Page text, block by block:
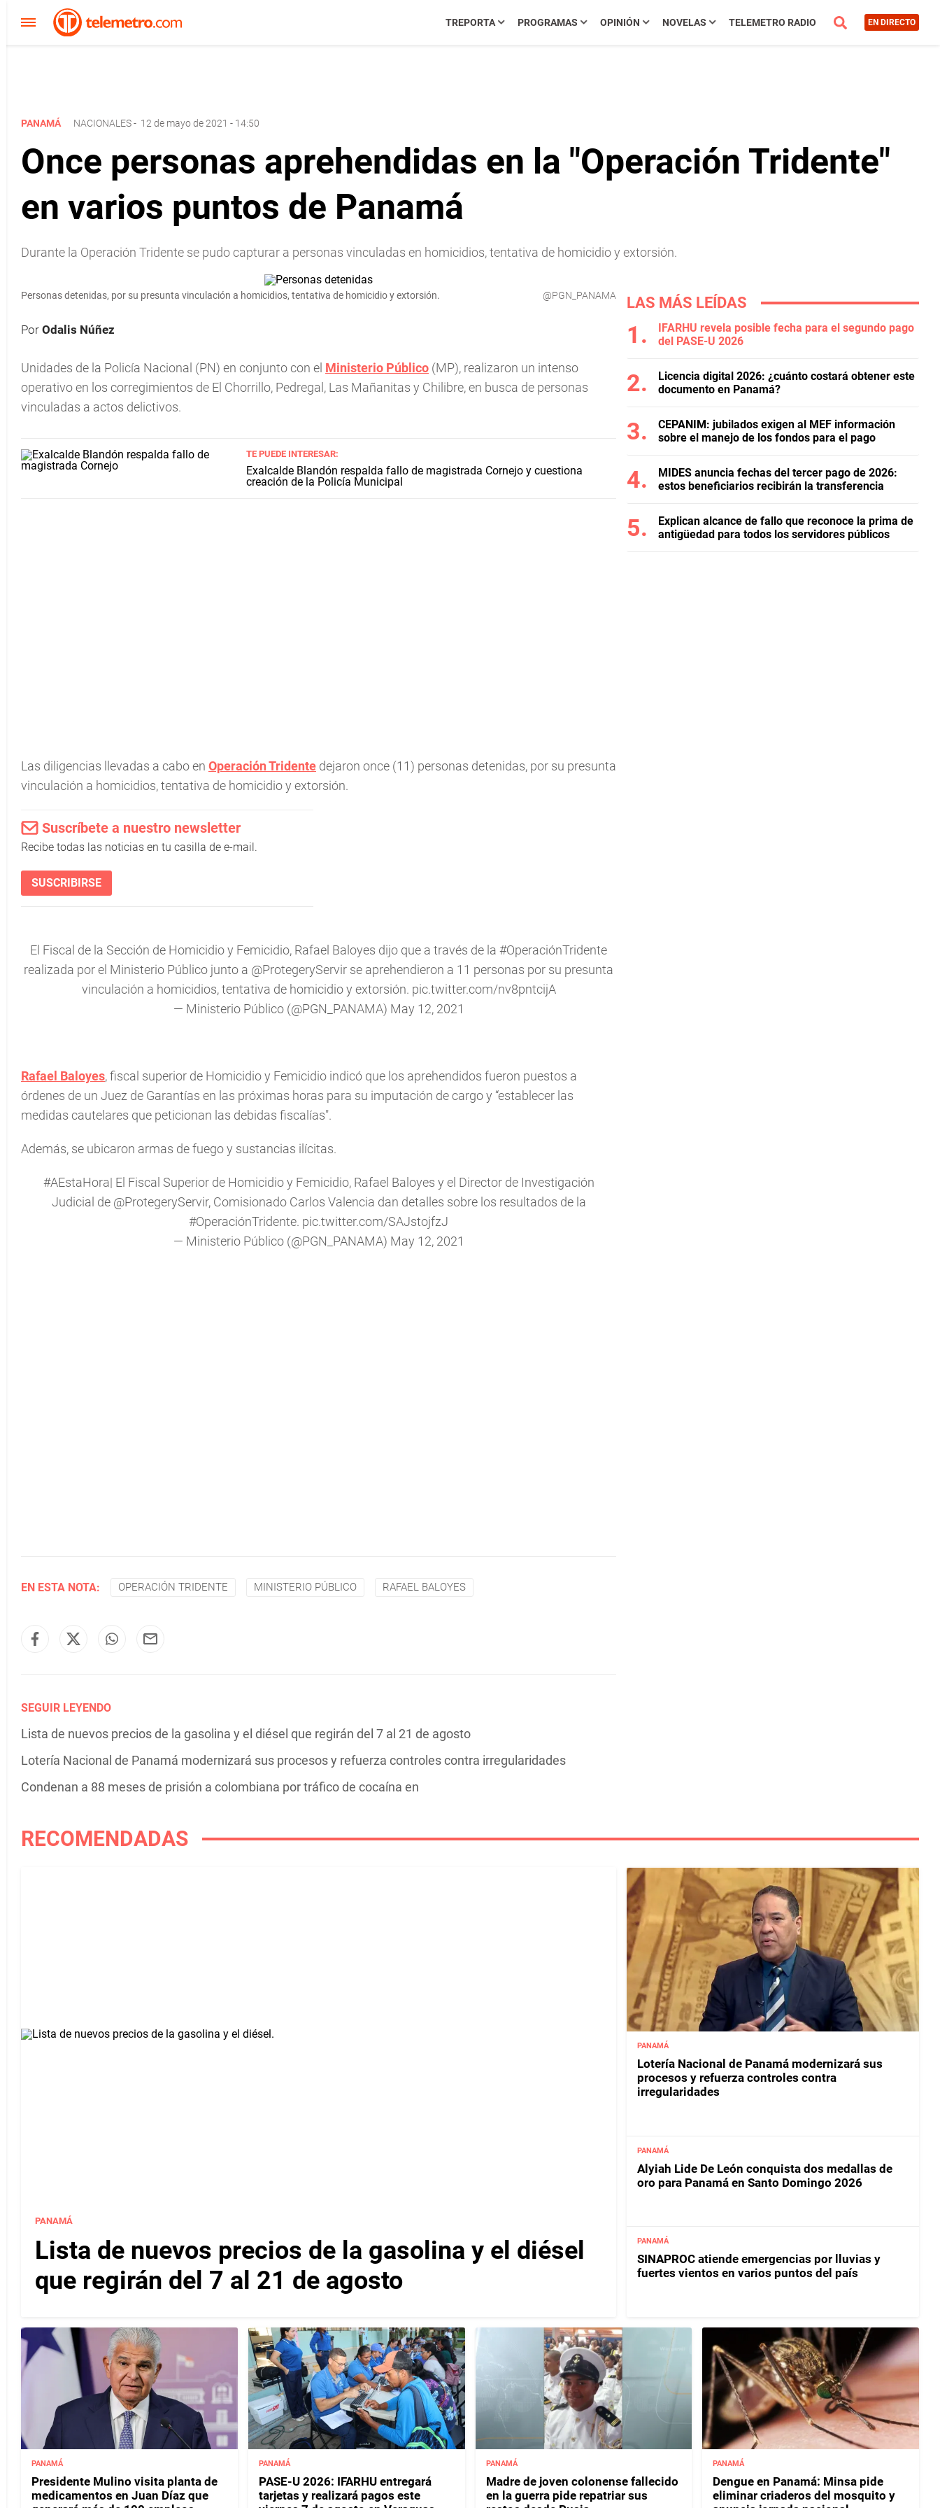
TREPORTA PROGRAMAS OPINIÓN NOVELAS TELEMETRO RADIO EN DIRECTO
PANAMÁ NACIONALES- 12 de mayo de 2021 - 14:50
Once personas aprehendidas en la "Operación Tridente"
en varios puntos de Panamá
Durante la Operación Tridente se pudo capturar a personas vinculadas en homicidios, tentativa de homicidio y extorsión.
Personas detenidas, por su presunta vinculación a homicidios, tentativa de homicidio y extorsión. @PGN_PANAMA
Por Odalis Núñez
Unidades de la Policía Nacional (PN) en conjunto con el Ministerio Público (MP), realizaron un intenso
operativo en los corregimientos de El Chorrillo, Pedregal, Las Mañanitas y Chilibre, en busca de personas
vinculadas a actos delictivos.
TE PUEDE INTERESAR:
Exalcalde Blandón respalda fallo de magistrada Cornejo y cuestiona
creación de la Policía Municipal
Las diligencias llevadas a cabo en Operación Tridente dejaron once (11) personas detenidas, por su presunta
vinculación a homicidios, tentativa de homicidio y extorsión.
Suscríbete a nuestro newsletter
Recibe todas las noticias en tu casilla de e-mail.
SUSCRIBIRSE
El Fiscal de la Sección de Homicidio y Femicidio, Rafael Baloyes dijo que a través de la #OperaciónTridente
realizada por el Ministerio Público junto a @ProtegeryServir se aprehendieron a 11 personas por su presunta
vinculación a homicidios, tentativa de homicidio y extorsión. pic.twitter.com/nv8pntcijA
— Ministerio Público (@PGN_PANAMA) May 12, 2021
Rafael Baloyes, fiscal superior de Homicidio y Femicidio indicó que los aprehendidos fueron puestos a
órdenes de un Juez de Garantías en las próximas horas para su imputación de cargo y “establecer las
medidas cautelares que peticionan las debidas fiscalías".
Además, se ubicaron armas de fuego y sustancias ilícitas.
#AEstaHora| El Fiscal Superior de Homicidio y Femicidio, Rafael Baloyes y el Director de Investigación
Judicial de @ProtegeryServir, Comisionado Carlos Valencia dan detalles sobre los resultados de la
#OperaciónTridente. pic.twitter.com/SAJstojfzJ
— Ministerio Público (@PGN_PANAMA) May 12, 2021
EN ESTA NOTA: OPERACIÓN TRIDENTE MINISTERIO PÚBLICO RAFAEL BALOYES
SEGUIR LEYENDO
Lista de nuevos precios de la gasolina y el diésel que regirán del 7 al 21 de agosto
Lotería Nacional de Panamá modernizará sus procesos y refuerza controles contra irregularidades
Condenan a 88 meses de prisión a colombiana por tráfico de cocaína en
LAS MÁS LEÍDAS
IFARHU revela posible fecha para el segundo pago
del PASE-U 2026
Licencia digital 2026: ¿cuánto costará obtener este
documento en Panamá?
CEPANIM: jubilados exigen al MEF información
sobre el manejo de los fondos para el pago
MIDES anuncia fechas del tercer pago de 2026:
estos beneficiarios recibirán la transferencia
Explican alcance de fallo que reconoce la prima de
antigüedad para todos los servidores públicos
RECOMENDADAS
PANAMÁ
Lista de nuevos precios de la gasolina y el diésel
que regirán del 7 al 21 de agosto
PANAMÁ
Lotería Nacional de Panamá modernizará sus
procesos y refuerza controles contra
irregularidades
PANAMÁ
Alyiah Lide De León conquista dos medallas de
oro para Panamá en Santo Domingo 2026
PANAMÁ
SINAPROC atiende emergencias por lluvias y
fuertes vientos en varios puntos del país
PANAMÁ
Presidente Mulino visita planta de
medicamentos en Juan Díaz que
PANAMÁ
PASE-U 2026: IFARHU entregará
tarjetas y realizará pagos este
PANAMÁ
Madre de joven colonense fallecido
en la guerra pide repatriar sus
PANAMÁ
Dengue en Panamá: Minsa pide
eliminar criaderos del mosquito y